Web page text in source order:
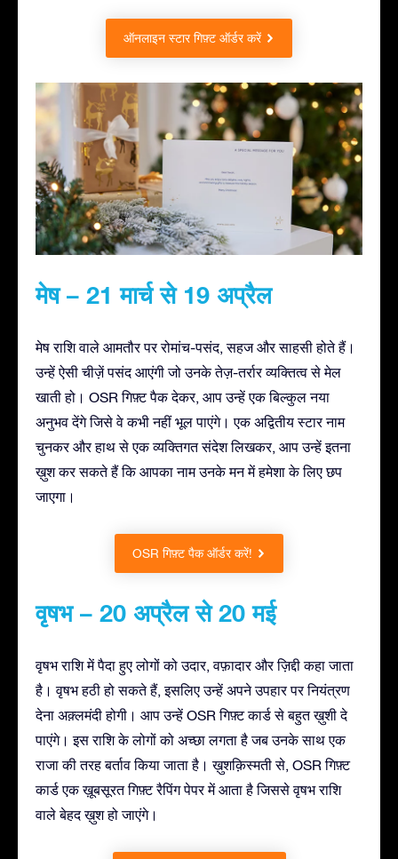
ऑनलाइन स्टार गिफ़्ट ऑर्डर करें
मेष – 21 मार्च से 19 अप्रैल
मेष राशि वाले आमतौर पर रोमांच-पसंद, सहज और साहसी होते हैं।
उन्हें ऐसी चीज़ें पसंद आएंगी जो उनके तेज़-तर्रार व्यक्तित्व से मेल
खाती हो। OSR गिफ़्ट पैक देकर, आप उन्हें एक बिल्कुल नया
अनुभव देंगे जिसे वे कभी नहीं भूल पाएंगे। एक अद्वितीय स्टार नाम
चुनकर और हाथ से एक व्यक्तिगत संदेश लिखकर, आप उन्हें इतना
ख़ुश कर सकते हैं कि आपका नाम उनके मन में हमेशा के लिए छप
जाएगा।
OSR गिफ़्ट पैक ऑर्डर करें!
वृषभ – 20 अप्रैल से 20 मई
वृषभ राशि में पैदा हुए लोगों को उदार, वफ़ादार और ज़िद्दी कहा जाता
है। वृषभ हठी हो सकते हैं, इसलिए उन्हें अपने उपहार पर नियंत्रण
देना अक़्लमंदी होगी। आप उन्हें OSR गिफ़्ट कार्ड से बहुत ख़ुशी दे
पाएंगे। इस राशि के लोगों को अच्छा लगता है जब उनके साथ एक
राजा की तरह बर्ताव किया जाता है। ख़ुशक़िस्मती से, OSR गिफ़्ट
कार्ड एक ख़ूबसूरत गिफ़्ट रैपिंग पेपर में आता है जिससे वृषभ राशि
वाले बेहद ख़ुश हो जाएंगे।